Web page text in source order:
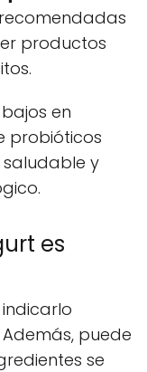
productos
en
probióticos
y
es
puede
se